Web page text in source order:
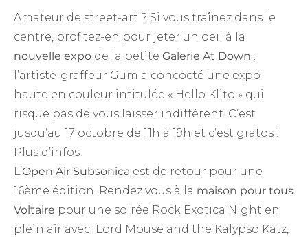
Amateur de street-art ? Si vous traînez dans le
centre, profitez-en pour jeter un oeil à la
nouvelle expo de la petite Galerie At Down :
l’artiste-graffeur Gum a concocté une expo
haute en couleur intitulée « Hello Klito » qui
risque pas de vous laisser indifférent. C’est
jusqu’au 17 octobre de 11h à 19h et c’est gratos !
Plus d’infos
L’Open Air Subsonica est de retour pour une
16ème édition. Rendez vous à la maison pour tous
Voltaire pour une soirée Rock Exotica Night en
plein air avec Lord Mouse and the Kalypso Katz,